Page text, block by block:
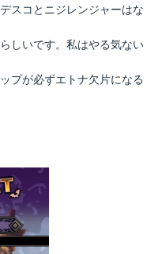
スコとニジレンジャーはな
しいです。私はやる気ない
プが必ずエトナ欠片になる